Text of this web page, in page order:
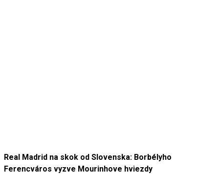
Real Madrid na skok od Slovenska: Borbélyho
Ferencváros vyzve Mourinhove hviezdy